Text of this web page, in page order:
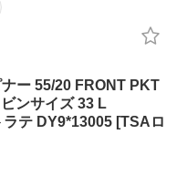
ー 55/20 FRONT PKT
ンサイズ 33 L
テ DY9*13005 [TSAロ